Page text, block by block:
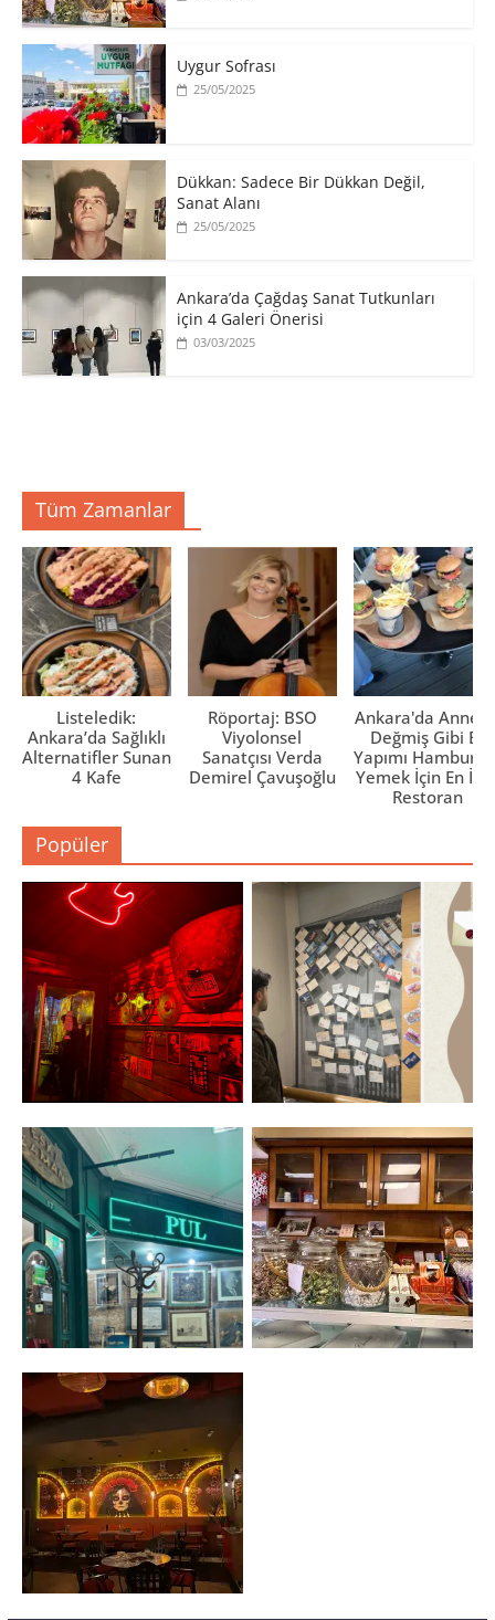
Uygur Sofrası
25/05/2025
​Dükkan: Sadece Bir Dükkan Değil,
Sanat Alanı
25/05/2025
Ankara’da Çağdaş Sanat Tutkunları
için 4 Galeri Önerisi
03/03/2025
Tüm Zamanlar
Listeledik:
Ankara’da Sağlıklı
Alternatifler Sunan
4 Kafe
Röportaj: BSO
Viyolonsel
Sanatçısı Verda
Demirel Çavuşoğlu
Ankara'da Anne
Değmiş Gibi Ev
Yapımı
Yemek İçin En İyi
Restoran
Popüler